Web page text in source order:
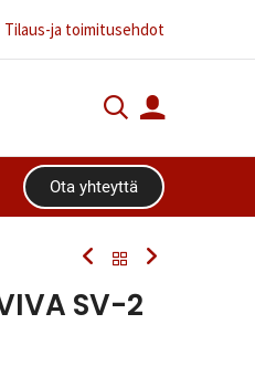
Tilaus-ja toimitusehdot
Ota yhteyttä​​​​
SV-2